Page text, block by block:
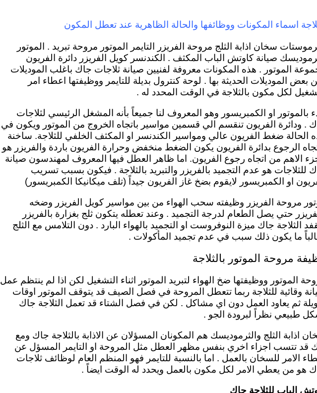
اسماء المكونات ووظائفها والحالة الظاهرية عند تعطل المكون
سخان اذابة الثلج مروحة الفريزر التايمر الموتور مروحة تبريد . الموتور
صيانة كاوتش الباب المكثف . الكندنسر كويل الفريزر دائرة الفريون
الموتور . هذه المكونات معروفة لفنيين صيانة ثلاجات جاك باغلب الموديلات
بعض الموديلات الحديثة بها . لوحة كنترول بديلة للتايمر ووظيفتها اعطاء امر
لكل مكون بالثلاجة في الوقت المحدد له .
بالموتور او الكمبريسور وهو المعروف لنا جميعاً بأنه المشغل الرئيسي لثلاجات
. ودائرة الفريون تنقسم الي قسمين مواسير باتجاه الخروج من الموتور ويكون في
الحالة ضغط الفريون عالي ومواسير الكندنسر او المكثف الخلفي للثلاجة. ساخنة
الرجوع بدائرة الفريون يكون الضغط منخفض وحرارة الفريون باردة والفريزر هو
الاهم من اتجاه رجوع الفريون. اما ظاهر العطل فيها المعروف لمهندسون صيانة
للثلاجات هو عدم التجميد بالفريزر والتبريد بالثلاجة . فيكون بسبب تسريب
او الكمبريسور لايقوم بضخ غاز الفريون جيداً (تلف ميكانيكا الكمبريسور)
مروحة الفريزر وظيفته سحب الهواء من بين مواسير كويل الفريزر وضخه
حتي يصل الطعام لدرجة التجميد . وعند تعطله يتكون ثلج بغزارة بالفريزر
الثلاجة جاك ميزة النوفروست او التجميد بالهواء البارد . دون التلامس مع الثلج
ما يكون ذلك سبب في عدم تجميد المأكولات .
مروحة الموتور بالثلاجة
الموتور ووظيفتها ضخ الهواء لتبريد الموتور اثناء التشغيل لكن اذا لم ينتظم عمل
وقائية للثلاجة ربما تتعطل المروحة في فصل الصيف قد يتوقف الموتور اوقات
ثم يعاود العمل دون اي مشاكل . لكن في فصل الشتاء قد تعمل الثلاجة جاك
طبيعي نظراً لبرودة الجو .
اذابة الثلج والثرموديسك هم المكونان المسؤلان عن الاذابة بالثلاجة جاك ومع
قد تتسب اجزاء اخري بنفس مظهر العطل مثل المروحة او التايمر المسؤل عن
الامر للسخان بالعمل . اما بالنسبة للتايمر فهو المنظم العام لوظائف ثلاجات
هو من يعطي الامر لكل مكون بالعمل ويحدد له الوقت ايضاً .
الباب للثلاجة جاك